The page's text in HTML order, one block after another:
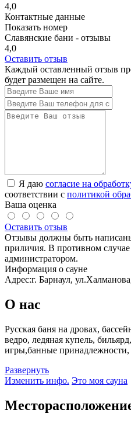
4,0
Контактные данные
Показать номер
Славянские бани - отзывы
4,0
Оставить отзыв
Каждый оставленный отзыв
будет размещен на сайте.
Я даю согласие на
соответствии с политикой
Ваша оценка
Оставить отзыв
Отзывы должны быть
приличия. В противном
администратором.
Информация о сауне
Адрес:г. Барнаул,
О нас
Русская баня на дровах,
ведро, ледяная купель,
игры,банные
Развернуть
Изменить инфо. Это моя сауна